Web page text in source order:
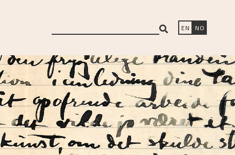
EN NO